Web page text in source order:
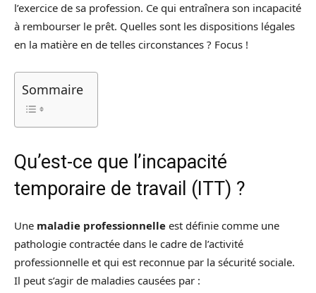
l’exercice de sa profession. Ce qui entraînera son incapacité
à rembourser le prêt. Quelles sont les dispositions légales
en la matière en de telles circonstances ? Focus !
Sommaire
Qu’est-ce que l’incapacité
temporaire de travail (ITT) ?
Une maladie professionnelle est définie comme une
pathologie contractée dans le cadre de l’activité
professionnelle et qui est reconnue par la sécurité sociale.
Il peut s’agir de maladies causées par :